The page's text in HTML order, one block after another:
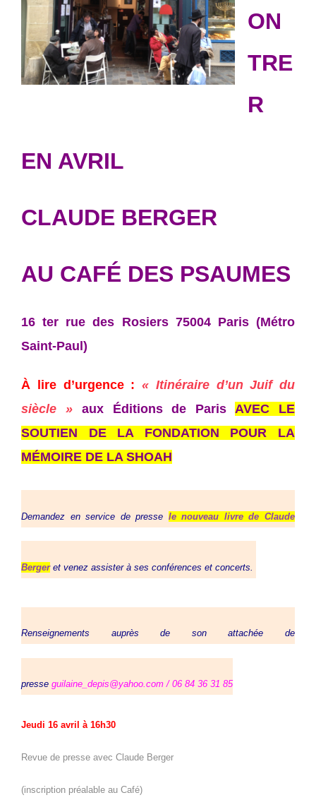
ON
TRE
R
EN AVRIL
CLAUDE BERGER
AU CAFÉ DES PSAUMES
16 ter rue des Rosiers 75004 Paris (Métro
Saint-Paul)
À lire d’urgence : « Itinéraire d’un Juif du
siècle »aux Éditions de ParisAVEC LE
SOUTIEN DE LA FONDATION POUR LA
MÉMOIRE DE LA SHOAH
Demandez en service de presse le nouveau livre de Claude
Bergeret venez assister à ses conférences et concerts.
Renseignements auprès de son attachée de
presse guilaine_depis@yahoo.com / 06 84 36 31 85
Jeudi 16 avril à 16h30
Revue de presse avec Claude Berger
(inscription préalable au Café)